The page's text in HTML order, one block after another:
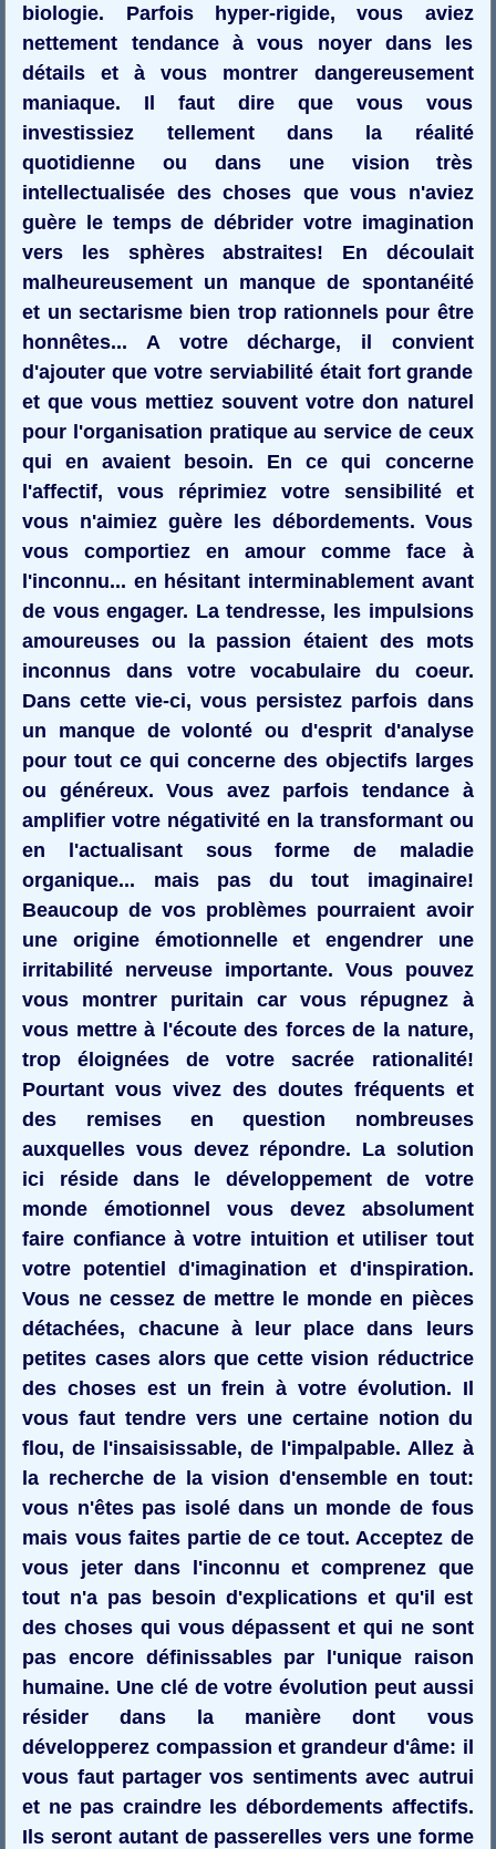
biologie. Parfois hyper-rigide, vous aviez
nettement tendance à vous noyer dans les
détails et à vous montrer dangereusement
maniaque. Il faut dire que vous vous
investissiez tellement dans la réalité
quotidienne ou dans une vision très
intellectualisée des choses que vous n'aviez
guère le temps de débrider votre imagination
vers les sphères abstraites! En découlait
malheureusement un manque de spontanéité
et un sectarisme bien trop rationnels pour être
honnêtes... A votre décharge, il convient
d'ajouter que votre serviabilité était fort grande
et que vous mettiez souvent votre don naturel
pour l'organisation pratique au service de ceux
qui en avaient besoin. En ce qui concerne
l'affectif, vous réprimiez votre sensibilité et
vous n'aimiez guère les débordements. Vous
vous comportiez en amour comme face à
l'inconnu... en hésitant interminablement avant
de vous engager. La tendresse, les impulsions
amoureuses ou la passion étaient des mots
inconnus dans votre vocabulaire du coeur.
Dans cette vie-ci, vous persistez parfois dans
un manque de volonté ou d'esprit d'analyse
pour tout ce qui concerne des objectifs larges
ou généreux. Vous avez parfois tendance à
amplifier votre négativité en la transformant ou
en l'actualisant sous forme de maladie
organique... mais pas du tout imaginaire!
Beaucoup de vos problèmes pourraient avoir
une origine émotionnelle et engendrer une
irritabilité nerveuse importante. Vous pouvez
vous montrer puritain car vous répugnez à
vous mettre à l'écoute des forces de la nature,
trop éloignées de votre sacrée rationalité!
Pourtant vous vivez des doutes fréquents et
des remises en question nombreuses
auxquelles vous devez répondre. La solution
ici réside dans le développement de votre
monde émotionnel vous devez absolument
faire confiance à votre intuition et utiliser tout
votre potentiel d'imagination et d'inspiration.
Vous ne cessez de mettre le monde en pièces
détachées, chacune à leur place dans leurs
petites cases alors que cette vision réductrice
des choses est un frein à votre évolution. Il
vous faut tendre vers une certaine notion du
flou, de l'insaisissable, de l'impalpable. Allez à
la recherche de la vision d'ensemble en tout:
vous n'êtes pas isolé dans un monde de fous
mais vous faites partie de ce tout. Acceptez de
vous jeter dans l'inconnu et comprenez que
tout n'a pas besoin d'explications et qu'il est
des choses qui vous dépassent et qui ne sont
pas encore définissables par l'unique raison
humaine. Une clé de votre évolution peut aussi
résider dans la manière dont vous
développerez compassion et grandeur d'âme: il
vous faut partager vos sentiments avec autrui
et ne pas craindre les débordements affectifs.
Ils seront autant de passerelles vers une forme